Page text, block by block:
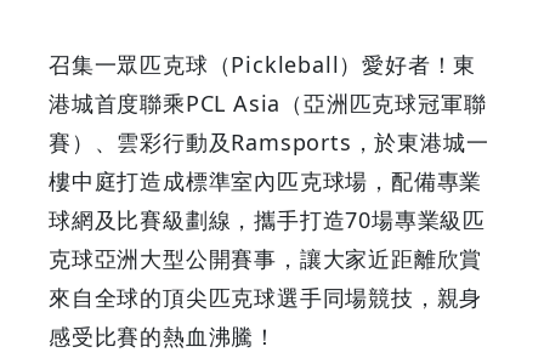
召集一眾匹克球（Pickleball）愛好者！東
港城首度聯乘PCL Asia（亞洲匹克球冠軍聯
賽）、雲彩行動及Ramsports，於東港城一
樓中庭打造成標準室內匹克球場，配備專業
球網及比賽級劃線，攜手打造70場專業級匹
克球亞洲大型公開賽事，讓大家近距離欣賞
來自全球的頂尖匹克球選手同場競技，親身
感受比賽的熱血沸騰！